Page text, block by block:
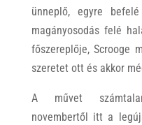
ünneplő, egyre
magányosodás felé
főszereplője, Scrooge
szeretet ott és akkor
A művet
novembertől itt a